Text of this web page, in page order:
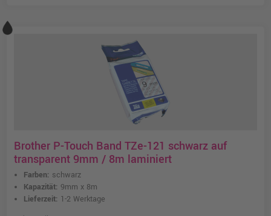
Brother P-Touch Band TZe-121 schwarz auf
transparent 9mm / 8m laminiert
Farben: schwarz
Kapazität: 9mm x 8m
Lieferzeit: 1-2 Werktage